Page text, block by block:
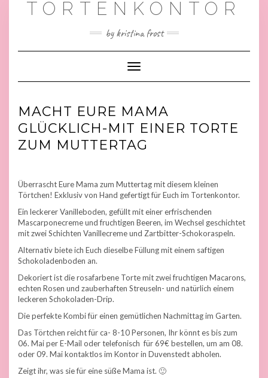
TORTENKONTOR
by kristina frost
Toggle
Navigation
MACHT EURE MAMA
GLÜCKLICH-MIT EINER TORTE
ZUM MUTTERTAG
Überrascht Eure Mama zum Muttertag mit diesem kleinen
Törtchen! Exklusiv von Hand gefertigt für Euch im Tortenkontor.
Ein leckerer Vanilleboden, gefüllt mit einer erfrischenden
Mascarponecreme und fruchtigen Beeren, im Wechsel geschichtet
mit zwei Schichten Vanillecreme und Zartbitter-Schokoraspeln.
Alternativ biete ich Euch dieselbe Füllung mit einem saftigen
Schokoladenboden an.
Dekoriert ist die rosafarbene Torte mit zwei fruchtigen Macarons,
echten Rosen und zauberhaften Streuseln- und natürlich einem
leckeren Schokoladen-Drip.
Die perfekte Kombi für einen gemütlichen Nachmittag im Garten.
Das Törtchen reicht für ca- 8-10 Personen, Ihr könnt es bis zum
06. Mai per E-Mail oder telefonisch für 69€ bestellen, um am 08.
oder 09. Mai kontaktlos im Kontor in Duvenstedt abholen.
Zeigt ihr, was sie für eine süße Mama ist. 🙂